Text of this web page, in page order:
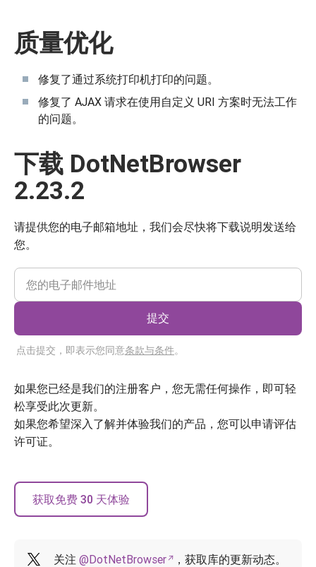
质量优化
修复了通过系统打印机打印的问题。
修复了 AJAX 请求在使用自定义 URI 方案时无法工作
的问题。
下载 DotNetBrowser
2.23.2
请提供您的电子邮箱地址，我们会尽快将下载说明发送给
您。
提交
点击提交，即表示您同意条款与条件。
如果您已经是我们的注册客户，您无需任何操作，即可轻
松享受此次更新。
如果您希望深入了解并体验我们的产品，您可以申请评估
许可证。
获取免费 30 天体验
关注 @DotNetBrowser ，获取库的更新动态。